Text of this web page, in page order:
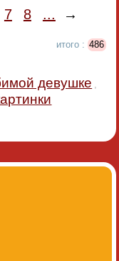
7 8 ... →
итого : 486
девушке ,